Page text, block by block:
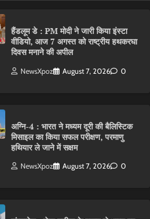
हैंडलूम डे : PM मोदी ने जारी किया इंस्टा
वीडियो, आज 7 अगस्त को राष्ट्रीय हथकरघा
दिवस मनाने की अपील
NewsXpoz August 7, 2026 0
अग्नि-4 : भारत ने मध्यम दूरी की बैलिस्टिक
मिसाइल का किया सफल परीक्षण, परमाणु
हथियार ले जाने में सक्षम
NewsXpoz August 7, 2026 0